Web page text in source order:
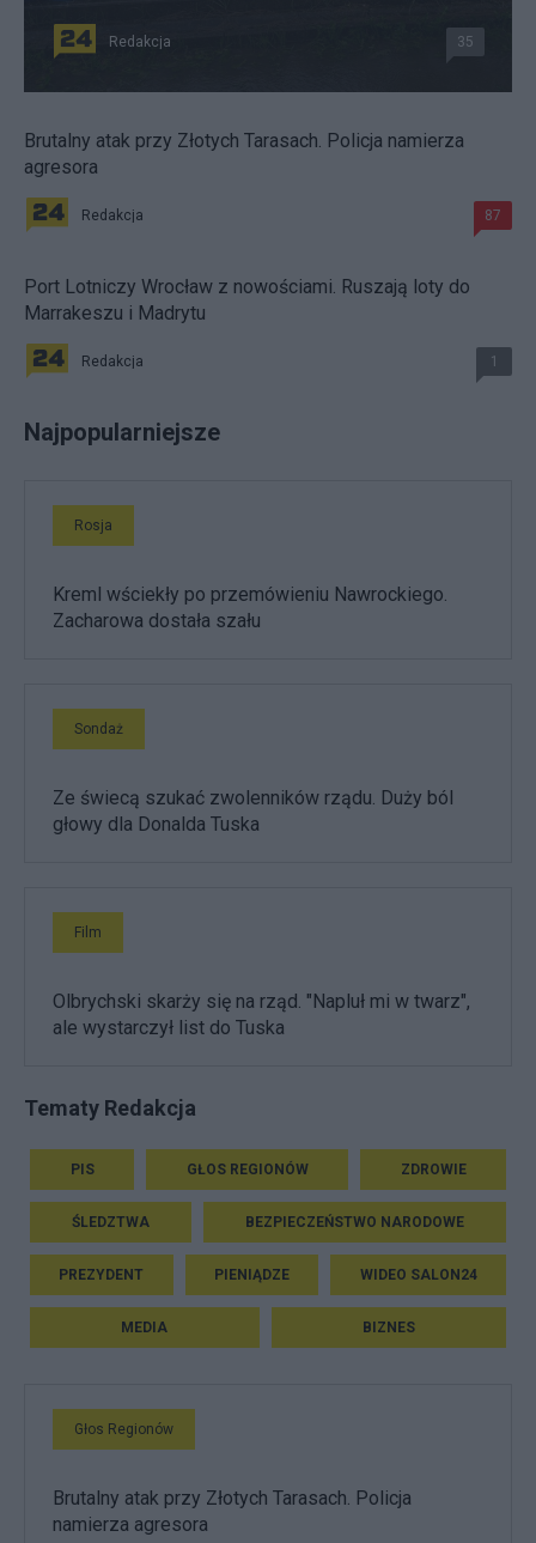
Redakcja 35
Brutalny atak przy Złotych Tarasach. Policja namierza
agresora
Redakcja 87
Port Lotniczy Wrocław z nowościami. Ruszają loty do
Marrakeszu i Madrytu
Redakcja 1
Najpopularniejsze
Rosja
Kreml wściekły po przemówieniu Nawrockiego.
Zacharowa dostała szału
Sondaż
Ze świecą szukać zwolenników rządu. Duży ból
głowy dla Donalda Tuska
Film
Olbrychski skarży się na rząd. "Napluł mi w twarz",
ale wystarczył list do Tuska
Tematy Redakcja
PIS GŁOS REGIONÓW ZDROWIE
ŚLEDZTWA BEZPIECZEŃSTWO NARODOWE
PREZYDENT PIENIĄDZE WIDEO SALON24
MEDIA BIZNES
Głos Regionów
Brutalny atak przy Złotych Tarasach. Policja
namierza agresora